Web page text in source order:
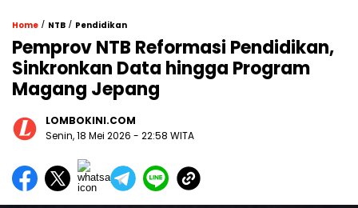
Home / NTB / Pendidikan
Pemprov NTB Reformasi Pendidikan,
Sinkronkan Data hingga Program
Magang Jepang
LOMBOKINI.COM
Senin, 18 Mei 2026 - 22:58 WITA